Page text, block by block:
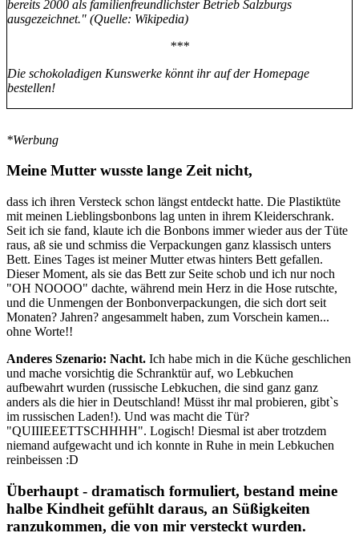
bereits 2000 als familienfreundlichster Betrieb Salzburgs
ausgezeichnet." (Quelle: Wikipedia)
***
Die schokoladigen Kunswerke könnt ihr auf der Homepage
bestellen!
*Werbung
Meine Mutter wusste lange Zeit nicht,
dass ich ihren Versteck schon längst entdeckt hatte. Die Plastiktüte
mit meinen Lieblingsbonbons lag unten in ihrem Kleiderschrank.
Seit ich sie fand, klaute ich die Bonbons immer wieder aus der Tüte
raus, aß sie und schmiss die Verpackungen ganz klassisch unters
Bett. Eines Tages ist meiner Mutter etwas hinters Bett gefallen.
Dieser Moment, als sie das Bett zur Seite schob und ich nur noch
"OH NOOOO" dachte, während mein Herz in die Hose rutschte,
und die Unmengen der Bonbonverpackungen, die sich dort seit
Monaten? Jahren? angesammelt haben, zum Vorschein kamen...
ohne Worte!!
Anderes Szenario: Nacht. Ich habe mich in die Küche geschlichen
und mache vorsichtig die Schranktür auf, wo Lebkuchen
aufbewahrt wurden (russische Lebkuchen, die sind ganz ganz
anders als die hier in Deutschland! Müsst ihr mal probieren, gibt`s
im russischen Laden!). Und was macht die Tür?
"QUIIIEEETTSCHHHH". Logisch! Diesmal ist aber trotzdem
niemand aufgewacht und ich konnte in Ruhe in mein Lebkuchen
reinbeissen :D
Überhaupt - dramatisch formuliert, bestand meine
halbe Kindheit gefühlt daraus, an Süßigkeiten
ranzukommen, die von mir versteckt wurden.